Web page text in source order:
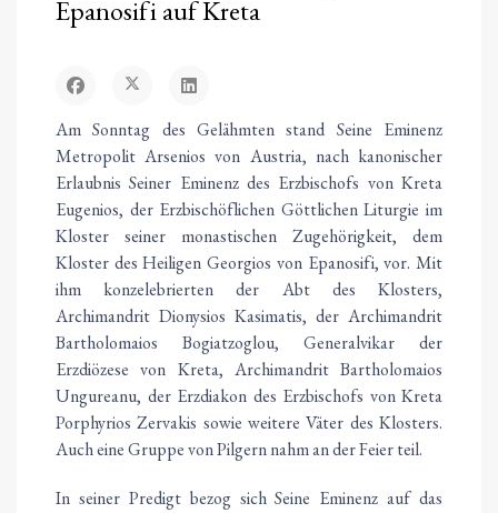
Epanosifi auf Kreta
Am Sonntag des Gelähmten stand Seine Eminenz
Metropolit Arsenios von Austria, nach kanonischer
Erlaubnis Seiner Eminenz des Erzbischofs von Kreta
Eugenios, der Erzbischöflichen Göttlichen Liturgie im
Kloster seiner monastischen Zugehörigkeit, dem
Kloster des Heiligen Georgios von Epanosifi, vor. Mit
ihm konzelebrierten der Abt des Klosters,
Archimandrit Dionysios Kasimatis, der Archimandrit
Bartholomaios Bogiatzoglou, Generalvikar der
Erzdiözese von Kreta, Archimandrit Bartholomaios
Ungureanu, der Erzdiakon des Erzbischofs von Kreta
Porphyrios Zervakis sowie weitere Väter des Klosters.
Auch eine Gruppe von Pilgern nahm an der Feier teil.
In seiner Predigt bezog sich Seine Eminenz auf das